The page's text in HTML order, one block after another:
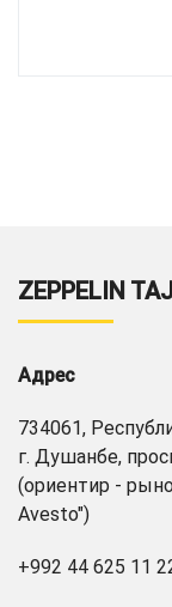
ZEPPELIN
Адрес
734061,
г. Душанбе,
(ориентир -
Avesto")
+992 44 625 11